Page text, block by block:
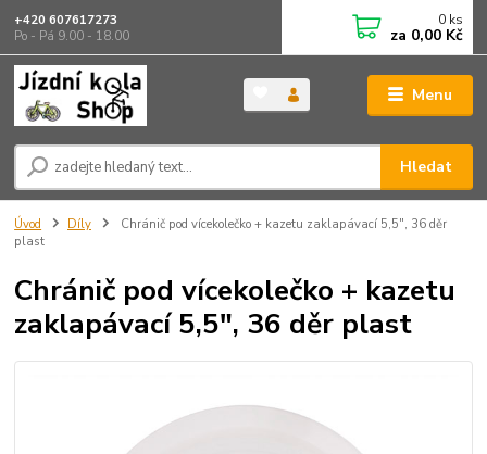
Menu
Hledat
+420 607617273
Po - Pá 9.00 - 18.00
0 ks
za 0,00 Kč
Úvod Díly
Chránič pod vícekolečko + kazetu zaklapávací 5,5", 36 děr
plast
Chránič pod vícekolečko + kazetu
zaklapávací 5,5", 36 děr plast